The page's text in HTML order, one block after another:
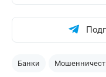
Банки